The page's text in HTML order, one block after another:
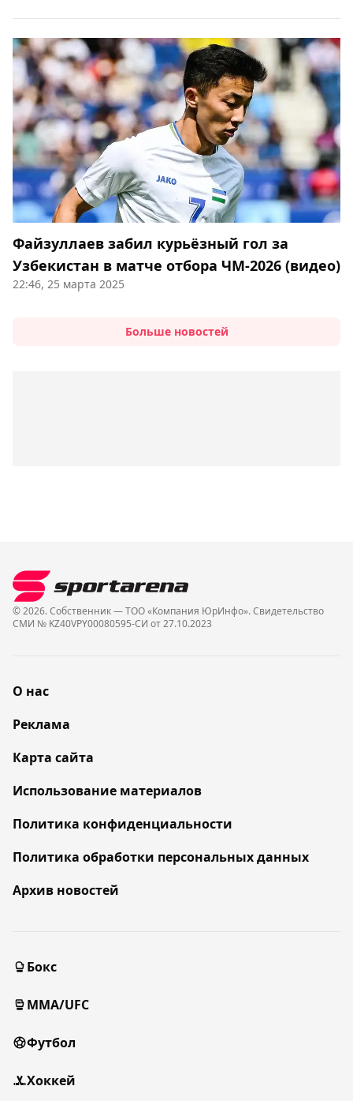
Файзуллаев забил курьёзный гол за
Узбекистан в матче отбора ЧМ-2026 (видео)
22:46, 25 марта 2025
Больше новостей
© 2026. Собственник — ТОО «Компания ЮрИнфо». Cвидетельство
СМИ № KZ40VPY00080595-СИ от 27.10.2023
О нас
Реклама
Карта сайта
Использование материалов
Политика конфиденциальности
Политика обработки персональных данных
Архив новостей
Бокс
MMA/UFC
Футбол
Хоккей